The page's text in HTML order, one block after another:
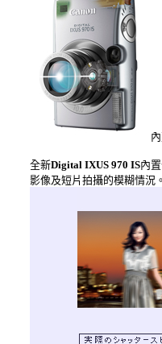
全新Digital IXUS 970 IS內
影像及短片拍攝的模糊情況。